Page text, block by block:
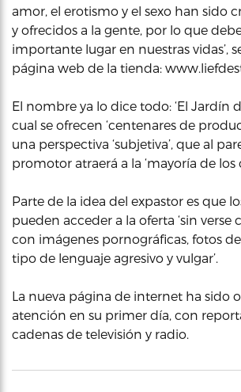
amor, el erotismo y el sexo han sido
y ofrecidos a la gente, por lo que
importante lugar en nuestras vidas’,
página web de la tienda:
El nombre ya lo dice todo: ‘El Jardín
cual se ofrecen ‘centenares de
una perspectiva ‘subjetiva’, que al
promotor atraerá a la ‘mayoría de los
Parte de la idea del expastor es que
pueden acceder a la oferta ‘sin verse
con imágenes pornográficas, fotos
tipo de lenguaje agresivo y vulgar’.
La nueva página de internet ha sido
atención en su primer día, con
cadenas de televisión y radio.